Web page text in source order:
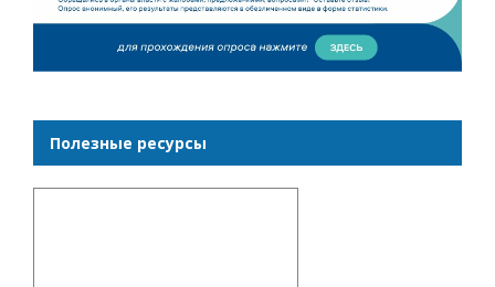
Полезные ресурсы